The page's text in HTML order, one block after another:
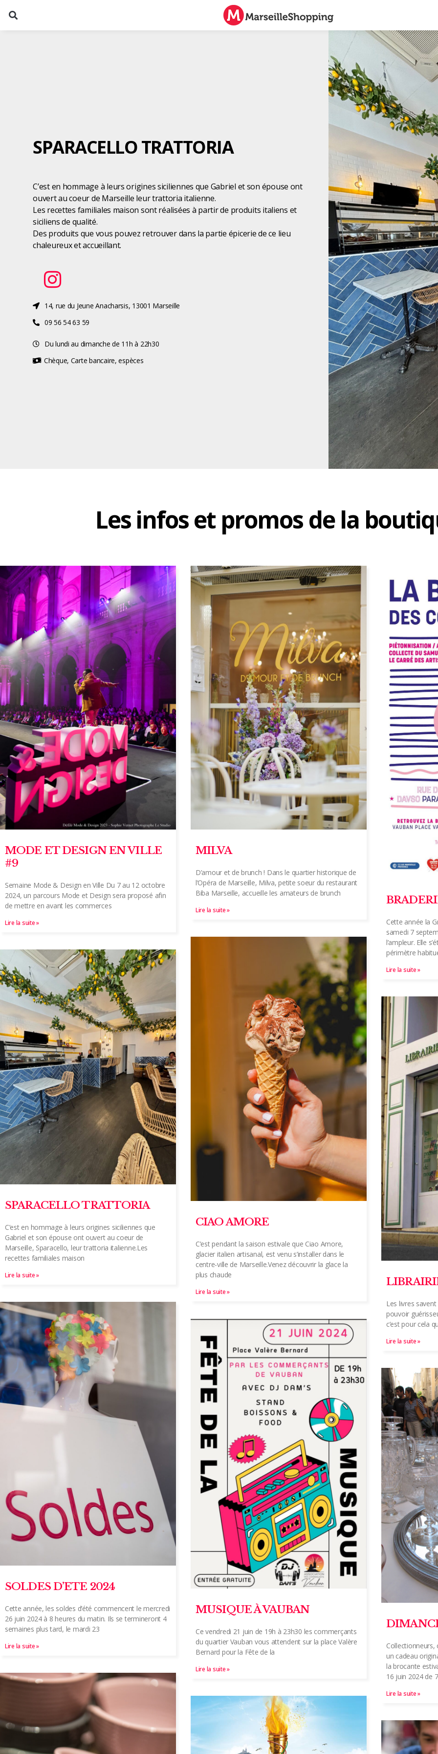
SPARACELLO TRATTORIA
C’est en hommage à leurs origines siciliennes que Gabriel et son épouse ont
ouvert au coeur de Marseille leur trattoria italienne.
Les recettes familiales maison sont réalisées à partir de produits italiens et
siciliens de qualité.
Des produits que vous pouvez retrouver dans la partie épicerie de ce lieu
chaleureux et accueillant.
14, rue du Jeune Anacharsis, 13001 Marseille
09 56 54 63 59
Du lundi au dimanche de 11h à 22h30
Chèque, Carte bancaire, espèces
Les infos et promos de la
MODE ET DESIGN EN VILLE
#9
Semaine Mode & Design en Ville Du 7 au 12 octobre
2024, un parcours Mode et Design sera proposé afin
de mettre en avant les commerces
Lire la suite »
MILVA
D’amour et de brunch ! Dans le quartier historique de
l’Opéra de Marseille, Milva, petite soeur du restaurant
Biba Marseille, accueille les amateurs de brunch
Lire la suite »
Cette année la
samedi 7
l’ampleur. Elle
périmètre
Lire la suite »
SPARACELLO TRATTORIA
C’est en hommage à leurs origines siciliennes que
Gabriel et son épouse ont ouvert au coeur de
Marseille, Sparacello, leur trattoria italienne.Les
recettes familiales maison
Lire la suite »
CIAO AMORE
C’est pendant la saison estivale que Ciao Amore,
glacier italien artisanal, est venu s’installer dans le
centre-ville de Marseille.Venez découvrir la glace la
plus chaude
Lire la suite »
Les livres
pouvoir
c’est pour cela
Lire la suite »
SOLDES D’ETE 2024
Cette année, les soldes d’été commencent le mercredi
26 juin 2024 à 8 heures du matin. Ils se termineront 4
semaines plus tard, le mardi 23
Lire la suite »
MUSIQUE À VAUBAN
Ce vendredi 21 juin de 19h à 23h30 les commerçants
du quartier Vauban vous attendent sur la place Valère
Bernard pour la Fête de la
Lire la suite »
un cadeau
la brocante
16 juin 2024 de
Lire la suite »